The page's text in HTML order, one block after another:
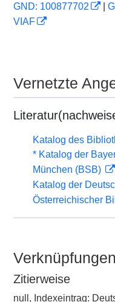
GND: 100877702
VIAF
Vernetzte
Katalog des
* Katalog der
München (BSB)
Katalog der
Österreichischer
Verknüpfungen
Zitierweise
null, Indexeintrag: